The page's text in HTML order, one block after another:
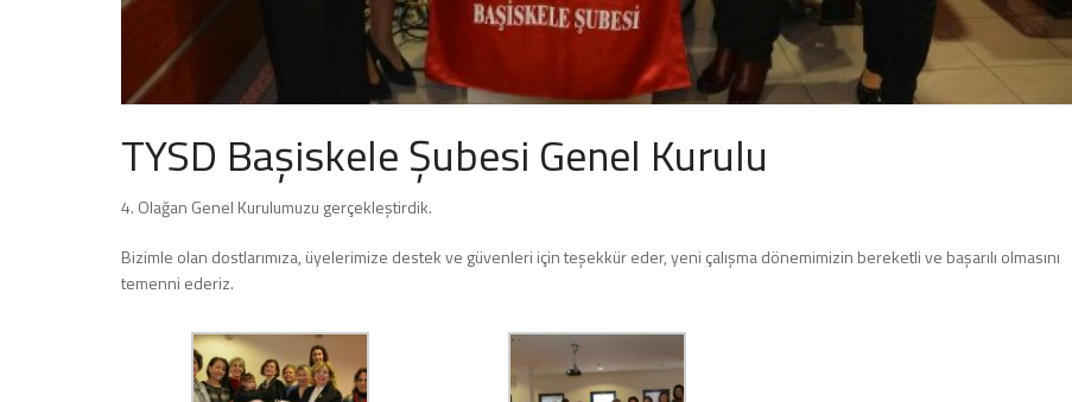
TYSD Başiskele Şubesi Genel Kurulu
4. Olağan Genel Kurulumuzu gerçekleştirdik.
Bizimle olan dostlarımıza, üyelerimize destek ve güvenleri için teşekkür eder, yeni çalışma dönemimizin bereketli ve başarılı olmasını
temenni ederiz.